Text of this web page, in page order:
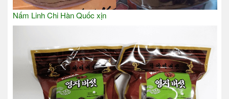
Nấm Linh Chi Hàn Quốc xịn